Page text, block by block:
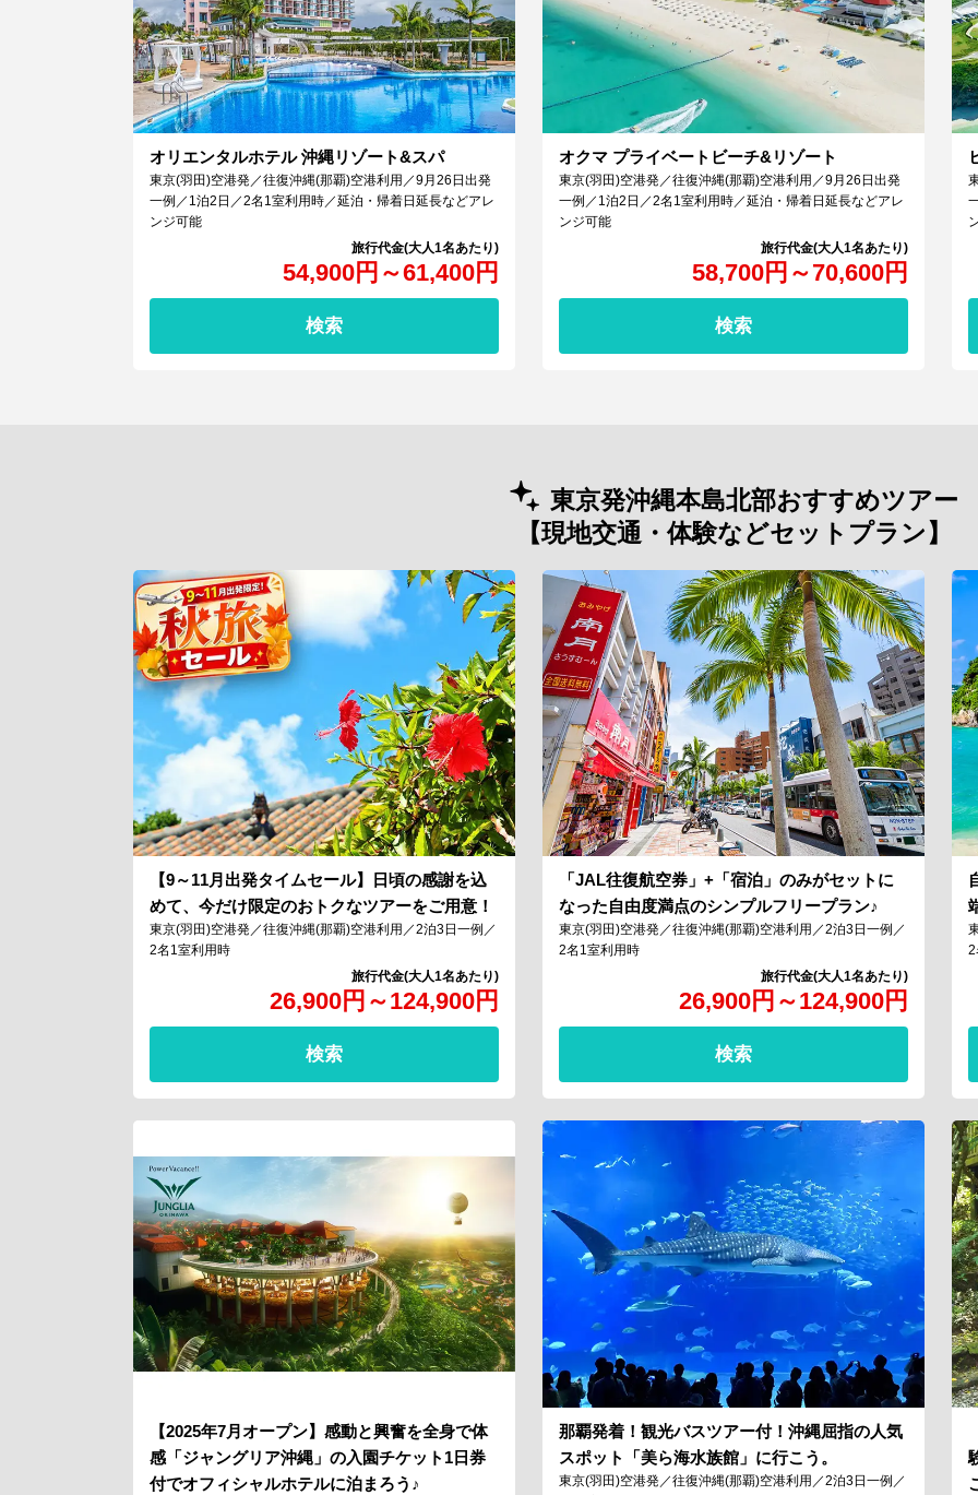
オリエンタルホテル 沖縄リゾート&スパ
54,900円 ～61,400円
東京(羽田)空港発／往復沖縄(那覇)空港利用／9月26日出発
一例／1泊2日／2名1室利用時／延泊・帰着日延長などアレ
ンジ可能
検索
オクマ プライベートビーチ&リゾート
58,700円 ～70,600円
東京(羽田)空港発／往復沖縄(那覇)空港利用／9月26日出発
一例／1泊2日／2名1室利用時／延泊・帰着日延長などアレ
ンジ可能
検索
東京発沖縄本島北部おすすめツアー
【現地交通・体験などセットプラン】
【9～11月出発タイムセール】日頃の感謝を込
めて、今だけ限定のおトクなツアーをご用意！
26,900円 ～124,900円
東京(羽田)空港発／往復沖縄(那覇)空港利用／2泊3日一例／
2名1室利用時
検索
「JAL往復航空券」+「宿泊」のみがセットに
なった自由度満点のシンプルフリープラン♪
26,900円 ～124,900円
東京(羽田)空港発／往復沖縄(那覇)空港利用／2泊3日一例／
2名1室利用時
検索
2
【2025年7月オープン】感動と興奮を全身で体
感「ジャングリア沖縄」の入園チケット1日券
付でオフィシャルホテルに泊まろう♪
那覇発着！観光バスツアー付！沖縄屈指の人気
スポット「美ら海水族館」に行こう。
東京(羽田)空港発／往復沖縄(那覇)空港利用／2泊3日一例／